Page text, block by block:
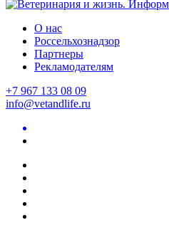
О нас
Россельхознадзор
Партнеры
Рекламодателям
+7 967 133 08 09
info@vetandlife.ru